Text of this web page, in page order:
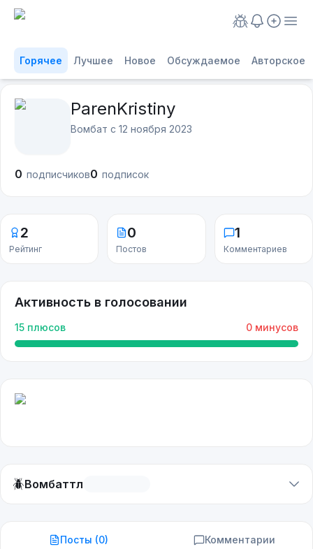
Горячее Лучшее Новое Обсуждаемое Авторское
ParenKristiny
Вомбат с 12 ноября 2023
0 подписчиков0 подписок
2
Рейтинг
0
Постов
1
Комментариев
Активность в голосовании
15 плюсов 0 минусов
🪲Вомбаттл
Посты (0) Комментарии